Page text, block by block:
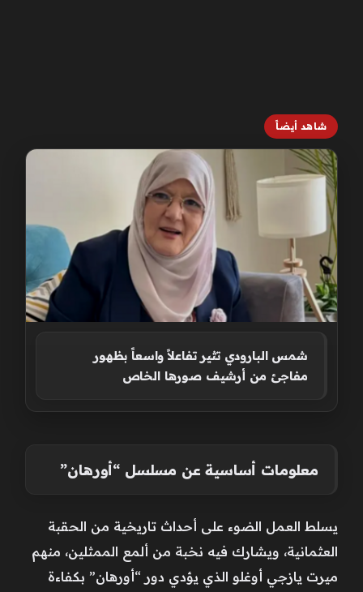
شاهد أيضاً
شمس البارودي تثير تفاعلاً واسعاً بظهور
مفاجئ من أرشيف صورها الخاص
معلومات أساسية عن مسلسل “أورهان”
يسلط العمل الضوء على أحداث تاريخية من الحقبة
العثمانية، ويشارك فيه نخبة من ألمع الممثلين، منهم
ميرت يازجي أوغلو الذي يؤدي دور “أورهان” بكفاءة